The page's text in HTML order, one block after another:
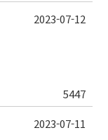
5447
2023-07-12
2023-07-11